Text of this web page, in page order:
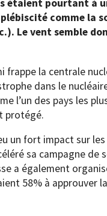
étaient pourtant à
comme la
Le vent semble
frappe la centrale
dans le
l’un des pays les
protégé.
un fort impact sur
sa campagne
a également
58% à approuver